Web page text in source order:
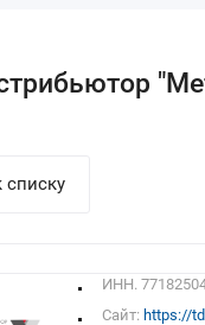
списку
ИНН.
Сайт: https://